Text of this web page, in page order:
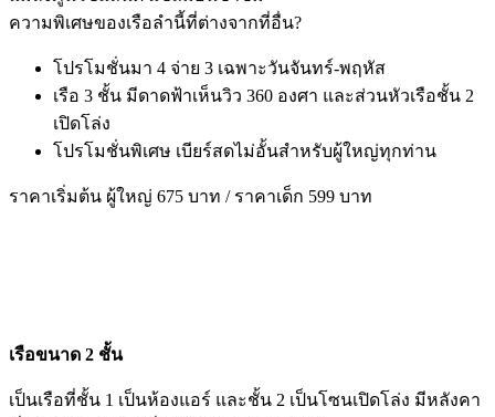
ความพิเศษของเรือลำนี้ที่ต่างจากที่อื่น?
โปรโมชั่นมา 4 จ่าย 3 เฉพาะวันจันทร์-พฤหัส
เรือ 3 ชั้น มีดาดฟ้าเห็นวิว 360 องศา และส่วนหัวเรือชั้น 2
เปิดโล่ง
โปรโมชั่นพิเศษ เบียร์สดไม่อั้นสำหรับผู้ใหญ่ทุกท่าน
ราคาเริ่มต้น ผู้ใหญ่ 675 บาท / ราคาเด็ก 599 บาท
เรือขนาด 2 ชั้น
เป็นเรือที่ชั้น 1 เป็นห้องแอร์ และชั้น 2 เป็นโซนเปิดโล่ง มีหลังคา